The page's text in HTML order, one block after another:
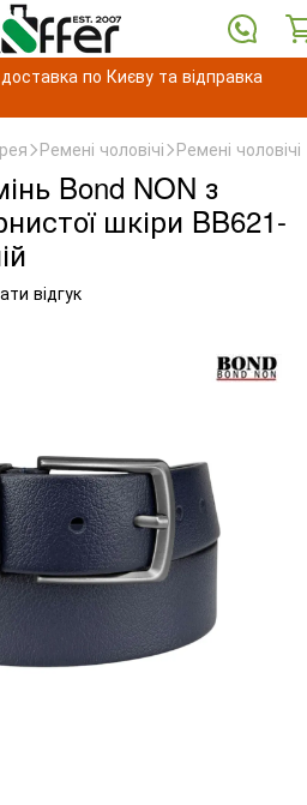
по Києву та відправка
Ремені чоловічі Ремені
Bond NON з
шкіри BB621-
відгук